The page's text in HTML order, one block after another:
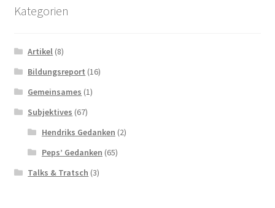
Kategorien
Artikel (8)
Bildungsreport (16)
Gemeinsames (1)
Subjektives (67)
Hendriks Gedanken (2)
Peps’ Gedanken (65)
Talks & Tratsch (3)